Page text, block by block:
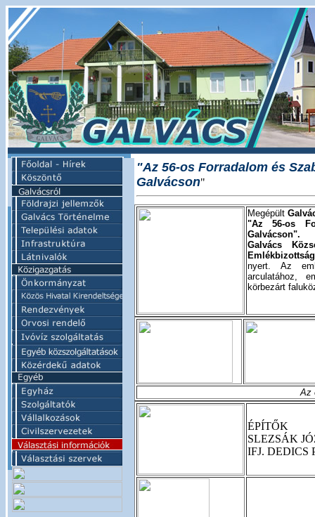
"Az 56-os Forradalom és
Galvácson"
Megépült
"Az 56-os
Galvácson".
Galvács
nyert. Az
arculatához,
körbezárt
Az
ÉPÍTŐK
SLEZSÁK
IFJ. DEDICS